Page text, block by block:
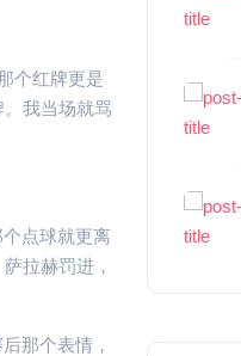
个红牌更是
我当场就骂
点球就更离
拉赫罚进，
那个表情，